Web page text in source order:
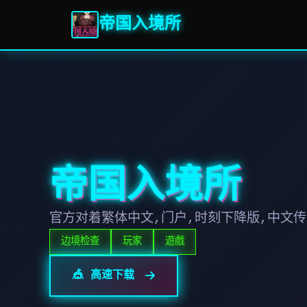
帝国入境所
帝国入境所
官方对着繁体中文,门户,时刻下降版,中文
边境检查 玩家 遊戲
🎪 高速下载